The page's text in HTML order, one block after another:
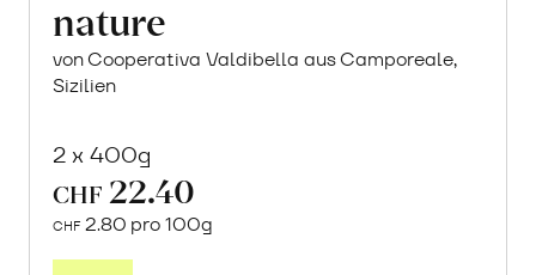
nature
von Cooperativa Valdibella aus Camporeale,
Sizilien
2 x 400g
CHF 22.40
CHF 2.80 pro 100g